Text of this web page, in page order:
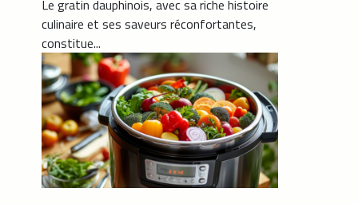
Le gratin dauphinois, avec sa riche histoire
culinaire et ses saveurs réconfortantes,
constitue...